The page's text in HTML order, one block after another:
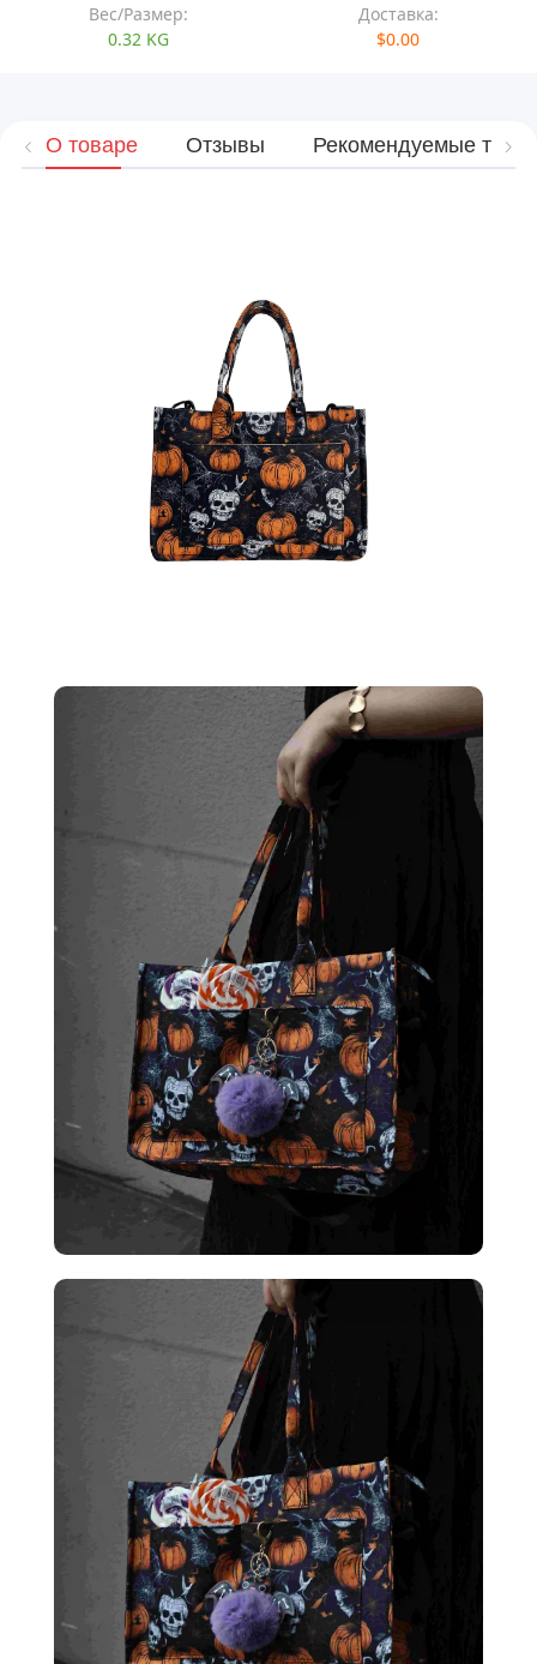
Вес/Размер:
0.32 KG
Доставка:
$0.00
О товаре Отзывы Рекомендуемые